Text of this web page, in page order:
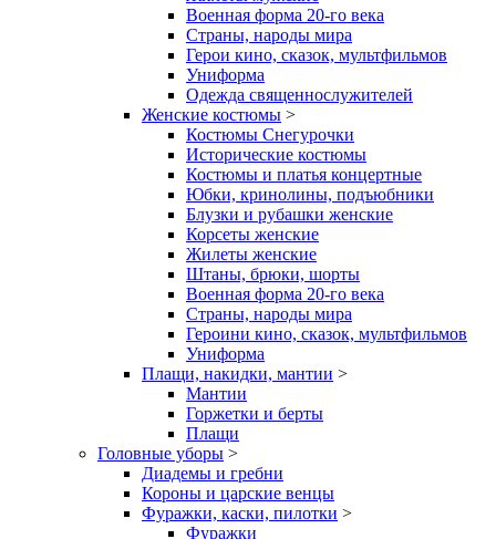
Военная форма 20-го века
Страны, народы мира
Герои кино, сказок, мультфильмов
Униформа
Одежда священнослужителей
Женские костюмы >
Костюмы Снегурочки
Исторические костюмы
Костюмы и платья концертные
Юбки, кринолины, подъюбники
Блузки и рубашки женские
Корсеты женские
Жилеты женские
Штаны, брюки, шорты
Военная форма 20-го века
Страны, народы мира
Героини кино, сказок, мультфильмов
Униформа
Плащи, накидки, мантии >
Мантии
Горжетки и берты
Плащи
Головные уборы >
Диадемы и гребни
Короны и царские венцы
Фуражки, каски, пилотки >
Фуражки